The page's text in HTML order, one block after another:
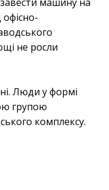
машину на
не росли
Люди у формі
групою
комплексу.